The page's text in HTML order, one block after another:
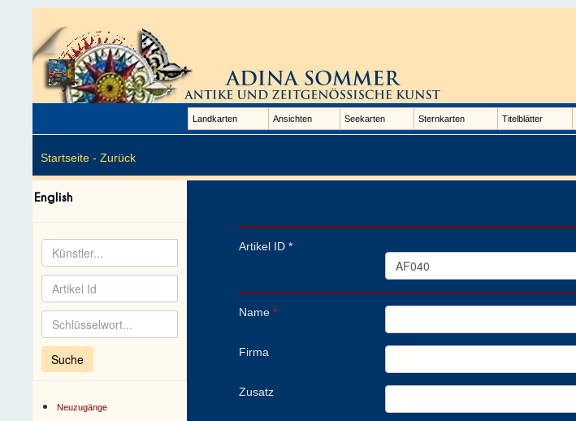
Landkarten Ansichten Seekarten Sternkarten Titelblätter
Startseite - Zurück
Neuzugänge
Artikel ID *
Name *
Firma
Zusatz